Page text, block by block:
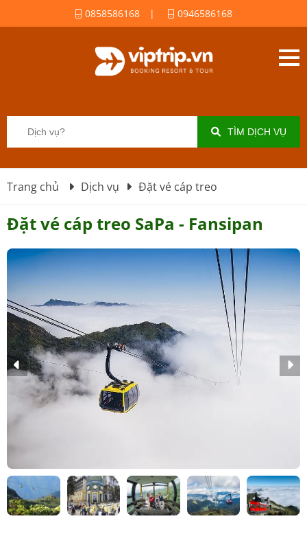
0858586168 | 0946586168
TÌM DỊCH VỤ
Trang chủ Dịch vụ Đặt vé cáp treo
Đặt vé cáp treo SaPa - Fansipan